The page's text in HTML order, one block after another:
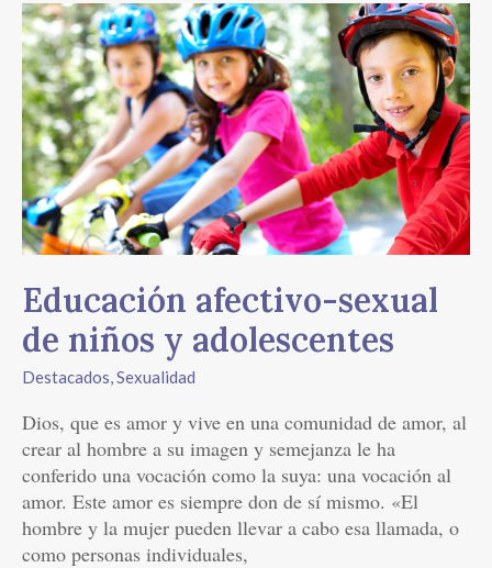
Educación afectivo-sexual
de niños y adolescentes
Destacados Sexualidad
Dios, que es amor y vive en una comunidad de amor, al
crear al hombre a su imagen y semejanza le ha
conferido una vocación como la suya: una vocación al
amor. Este amor es siempre don de sí mismo. «El
hombre y la mujer pueden llevar a cabo esa llamada, o
como personas individuales,
Educación
afectivo-
sexual
de
niños
y
adolescentes